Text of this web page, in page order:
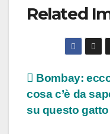
Related
articoli
Bombay:
cosa c’è da
su questo gatto